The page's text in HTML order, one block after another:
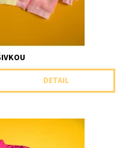
DETAIL
a propínáním na zip.